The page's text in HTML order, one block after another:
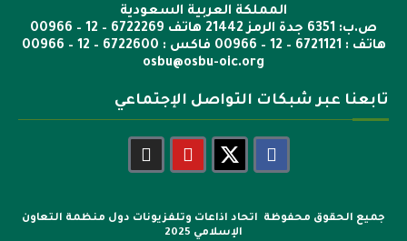
المملكة العربية السعودية
ص.ب: 6351 جدة الرمز 21442 هاتف 6722269 – 12 – 00966
هاتف : 6721121 – 12 – 00966 فاكس : 6722600 – 12 – 00966
osbu@osbu-oic.org
تابعنا عبر شبكات التواصل الإجتماعي
جميع الحقوق محفوظة اتحاد اذاعات وتلفزيونات دول منظمة التعاون
الإسلامي 2025